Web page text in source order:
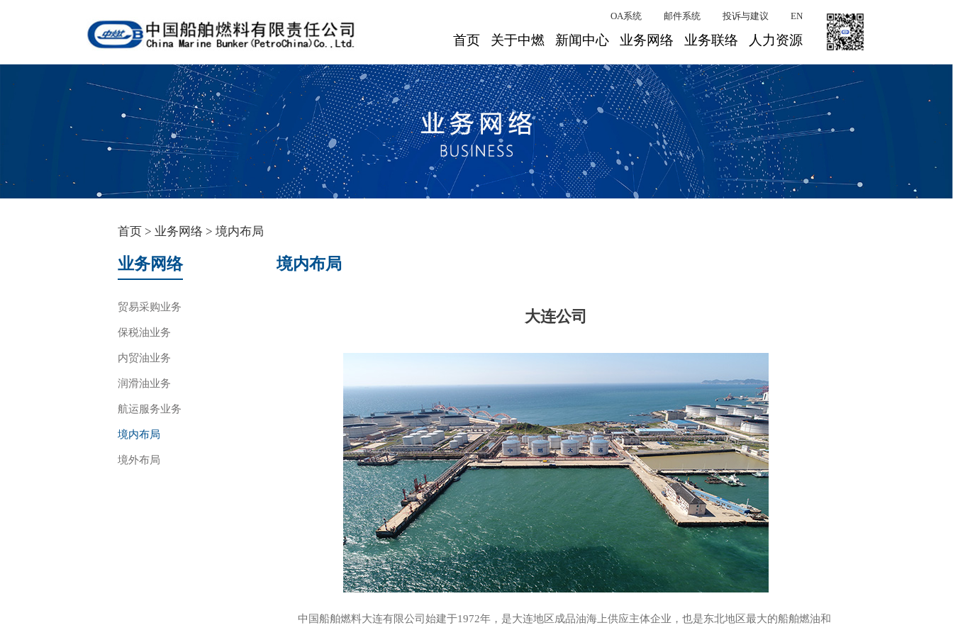
EN
投诉与建议
邮件系统
OA系统
人力资源
业务联络
业务网络
新闻中心
关于中燃
首页
首页 > 业务网络 > 境内布局
业务网络
贸易采购业务
保税油业务
内贸油业务
润滑油业务
航运服务业务
境内布局
境外布局
境内布局
大连公司
中国船舶燃料大连有限公司始建于1972年，是大连地区成品油海上供应主体企业，也是东北地区最大的船舶燃油和